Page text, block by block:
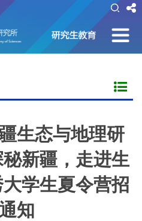
生态与地理研
秘新疆，走进生
学生夏令营招
知